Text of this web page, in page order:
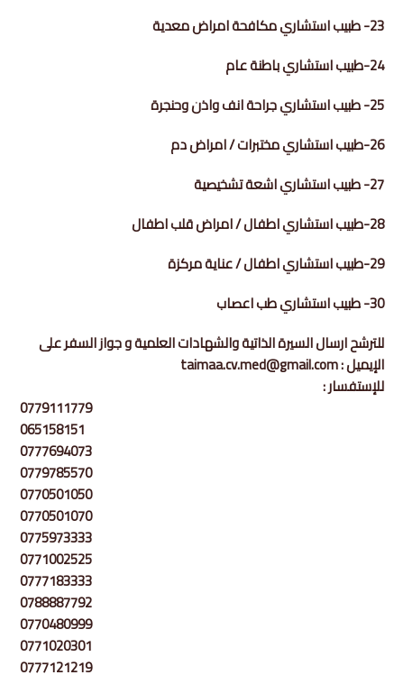
23- طبيب استشاري مكافحة امراض معدية
24-طبيب استشاري باطنة عام
25- طبيب استشاري جراحة انف واذن وحنجرة
26-طبيب استشاري مختبرات / امراض دم
27- طبيب استشاري اشعة تشخيصية
28-طبيب استشاري اطفال / امراض قلب اطفال
29-طبيب استشاري اطفال / عناية مركزة
30- طبيب استشاري طب اعصاب
للترشح ارسال السيرة الذاتية والشهادات العلمية و جواز السفر على
الإيميل : taimaa.cv.med@gmail.com
للإستفسار :
0779111779
065158151
0777694073
0779785570
0770501050
0770501070
0775973333
0771002525
0777183333
0788887792
0770480999
0771020301
0777121219